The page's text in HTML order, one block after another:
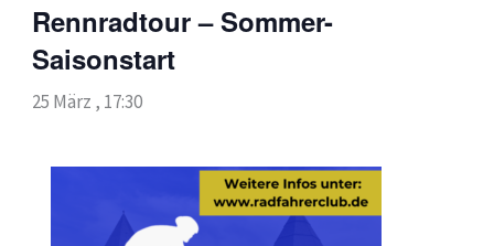
Rennradtour – Sommer-
Saisonstart
25 März , 17:30